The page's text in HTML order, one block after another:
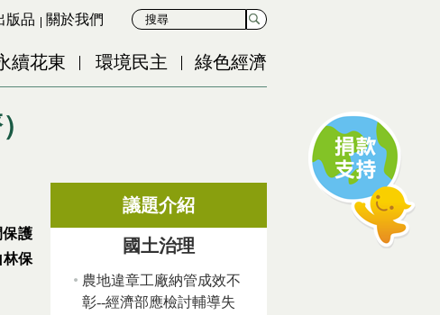
版品 關於我們
續花東 環境民主 綠色經濟
護
林保
議題介紹
國土治理
農地違章工廠納管成效不
彰--經濟部應檢討輔導失